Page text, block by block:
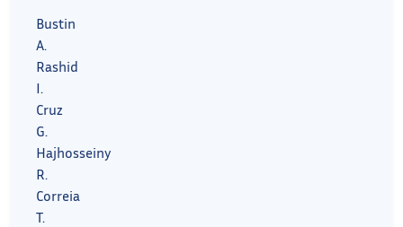
Bustin
A.
Rashid
I.
Cruz
G.
Hajhosseiny
R.
Correia
T.